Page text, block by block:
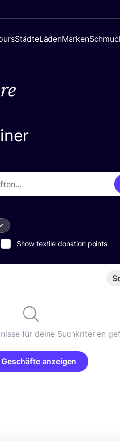
StädteLädenMarken
Show textile donation points
für deine Suchkriterien
anzeigen